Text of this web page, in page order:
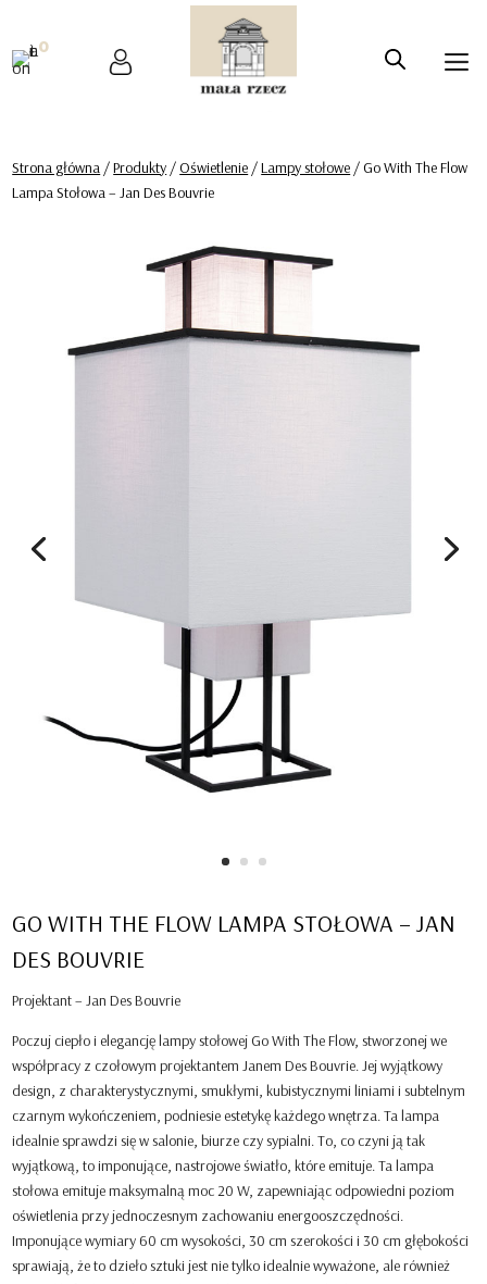
0
Strona główna /Produkty /Oświetlenie /Lampy stołowe / Go With The Flow
Lampa Stołowa – Jan Des Bouvrie
GO WITH THE FLOW LAMPA STOŁOWA – JAN
DES BOUVRIE
Projektant – Jan Des Bouvrie
Poczuj ciepło i elegancję lampy stołowej Go With The Flow, stworzonej we
współpracy z czołowym projektantem Janem Des Bouvrie. Jej wyjątkowy
design, z charakterystycznymi, smukłymi, kubistycznymi liniami i subtelnym
czarnym wykończeniem, podniesie estetykę każdego wnętrza. Ta lampa
idealnie sprawdzi się w salonie, biurze czy sypialni. To, co czyni ją tak
wyjątkową, to imponujące, nastrojowe światło, które emituje. Ta lampa
stołowa emituje maksymalną moc 20 W, zapewniając odpowiedni poziom
oświetlenia przy jednoczesnym zachowaniu energooszczędności.
Imponujące wymiary 60 cm wysokości, 30 cm szerokości i 30 cm głębokości
sprawiają, że to dzieło sztuki jest nie tylko idealnie wyważone, ale również